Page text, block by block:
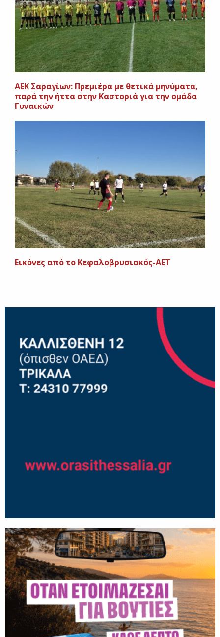
AEK Σαραγίων: Πρεμιέρα με θετικά μηνύματα,
παρά την ήττα στην Καστοριά για την ομάδα
Γυναικών
Eικόνες από το Κεφαλοβρυσιακός-ΑΕΤ